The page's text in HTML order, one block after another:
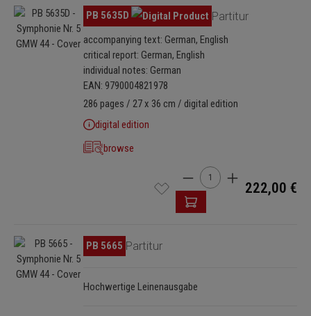
Skip image gallery PB 5635D Partitur
accompanying text: German, English
critical report: German, English
individual notes: German
EAN: 9790004821978
286 pages / 27 x 36 cm / digital edition
digital edition
browse
Product Quantity: Enter
222,00 €
Skip image gallery PB 5665 Partitur
Hochwertige Leinenausgabe